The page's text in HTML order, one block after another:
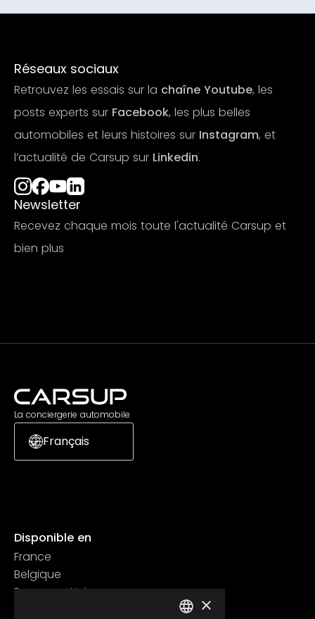
Réseaux sociaux
Retrouvez les essais sur la chaîne Youtube, les
posts experts sur Facebook, les plus belles
automobiles et leurs histoires sur Instagram, et
l’actualité de Carsup sur Linkedin.
Newsletter
Recevez chaque mois toute l'actualité Carsup et
bien plus
La conciergerie automobile
Français
Disponible en
France
Belgique
Royaume Uni
×